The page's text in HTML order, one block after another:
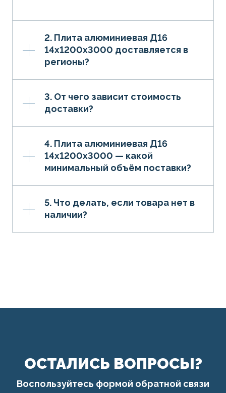
2. Плита алюминиевая Д16
14х1200х3000 доставляется в
регионы?
3. От чего зависит стоимость
доставки?
4. Плита алюминиевая Д16
14х1200х3000 — какой
минимальный объём поставки?
5. Что делать, если товара нет в
наличии?
ОСТАЛИСЬ ВОПРОСЫ?
Воспользуйтесь формой обратной связи